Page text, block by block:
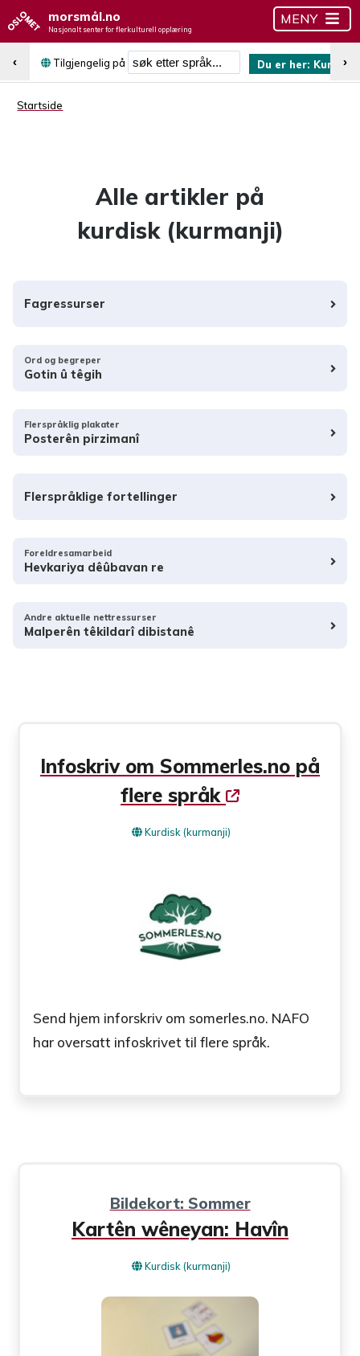
morsmål.no
Nasjonalt senter for flerkulturell opplæring
MENY
Tilgjengelig på
Søk etter språk
Du er her: Kurdisk
‹ ›
Startside
Alle artikler på
kurdisk (kurmanji)
Fagressurser
Ord og begreper
Gotin û têgih
Flerspråklig plakater
Posterên pirzimanî
Flerspråklige fortellinger
Foreldresamarbeid
Hevkariya dêûbavan re
Andre aktuelle nettressurser
Malperên têkildarî dibistanê
Infoskriv om Sommerles.no på
flere språk
Kurdisk (kurmanji)
Send hjem inforskriv om somerles.no. NAFO
har oversatt infoskrivet til flere språk.
Bildekort: Sommer
Kartên wêneyan: Havîn
Kurdisk (kurmanji)